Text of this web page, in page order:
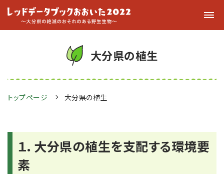
大分県の植生
トップページ 大分県の植生
１．大分県の植生を支配する環境要
素